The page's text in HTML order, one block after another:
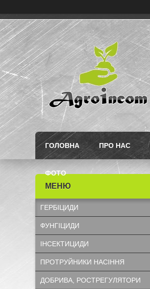
ГОЛОВНА ПРО НАС
ФОТО
ГЕРБІЦИДИ
ФУНГІЦИДИ
ІНСЕКТИЦИДИ
ПРОТРУЙНИКИ НАСІННЯ
ДОБРИВА, РОСТРЕГУЛЯТОРИ